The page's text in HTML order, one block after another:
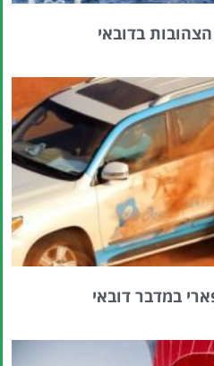
בדובאי
במדבר דובאי